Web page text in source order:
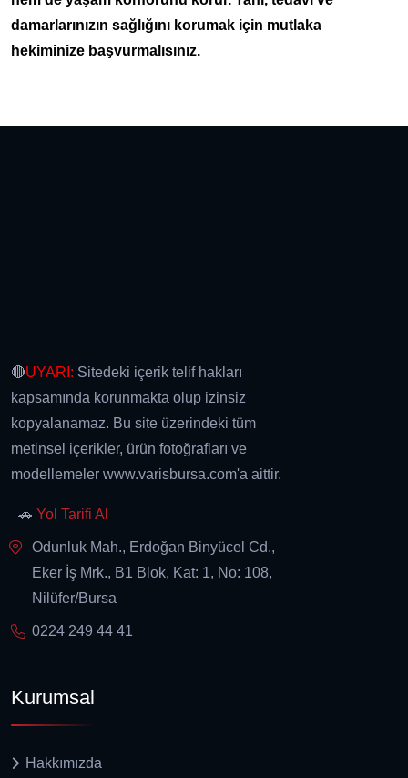
damarlarınızın sağlığını korumak için mutlaka
hekiminize başvurmalısınız.
🔴UYARI: Sitedeki içerik telif hakları
kapsamında korunmakta olup izinsiz
kopyalanamaz. Bu site üzerindeki tüm
metinsel içerikler, ürün fotoğrafları ve
modellemeler www.varisbursa.com'a aittir.
🚗 Yol Tarifi Al
Odunluk Mah., Erdoğan Binyücel Cd.,
Eker İş Mrk., B1 Blok, Kat: 1, No: 108,
Nilüfer/Bursa
0224 249 44 41
Kurumsal
Hakkımızda